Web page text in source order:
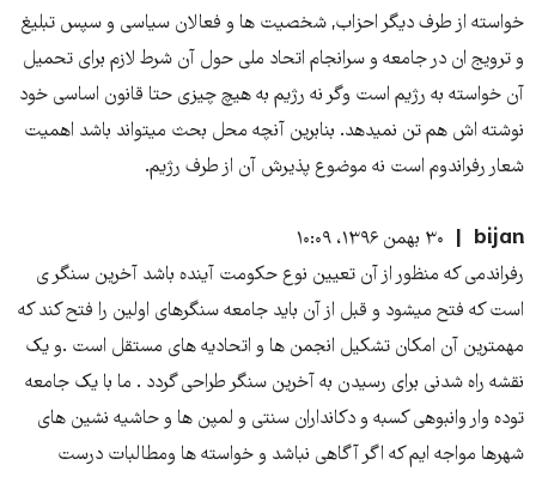
خواسته از طرف دیگر احزاب, شخصیت ها و فعالان سیاسی و سپس تبلیغ
و ترویج ان در جامعه و سرانجام اتحاد ملی حول آن شرط لازم برای تحمیل
آن خواسته به رژیم است وگر نه رژیم به هیچ چیزی حتا قانون اساسی خود
نوشته اش هم تن نمیدهد. بنابرین آنچه محل بحث میتواند باشد اهمیت
شعار رفراندوم است نه موضوع پذیرش آن از طرف رژیم.
bijan
۳۰ بهمن ۱۳۹۶، ۱۰:۰۹
رفراندمی که منظور از آن تعیین نوع حکومت آینده باشد آخرین سنگر ی
است که فتح میشود و قبل از آن باید جامعه سنگرهای اولین را فتح کند که
مهمترین آن امکان تشکیل انجمن ها و اتحادیه های مستقل است .و یک
نقشه راه شدنی برای رسیدن به آخرین سنگر طراحی گردد . ما با یک جامعه
توده وار وانبوهی کسبه و دکانداران سنتی و لمپن ها و حاشیه نشین های
شهرها مواجه ایم که اگر آگاهی نباشد و خواسته ها ومطالبات درست